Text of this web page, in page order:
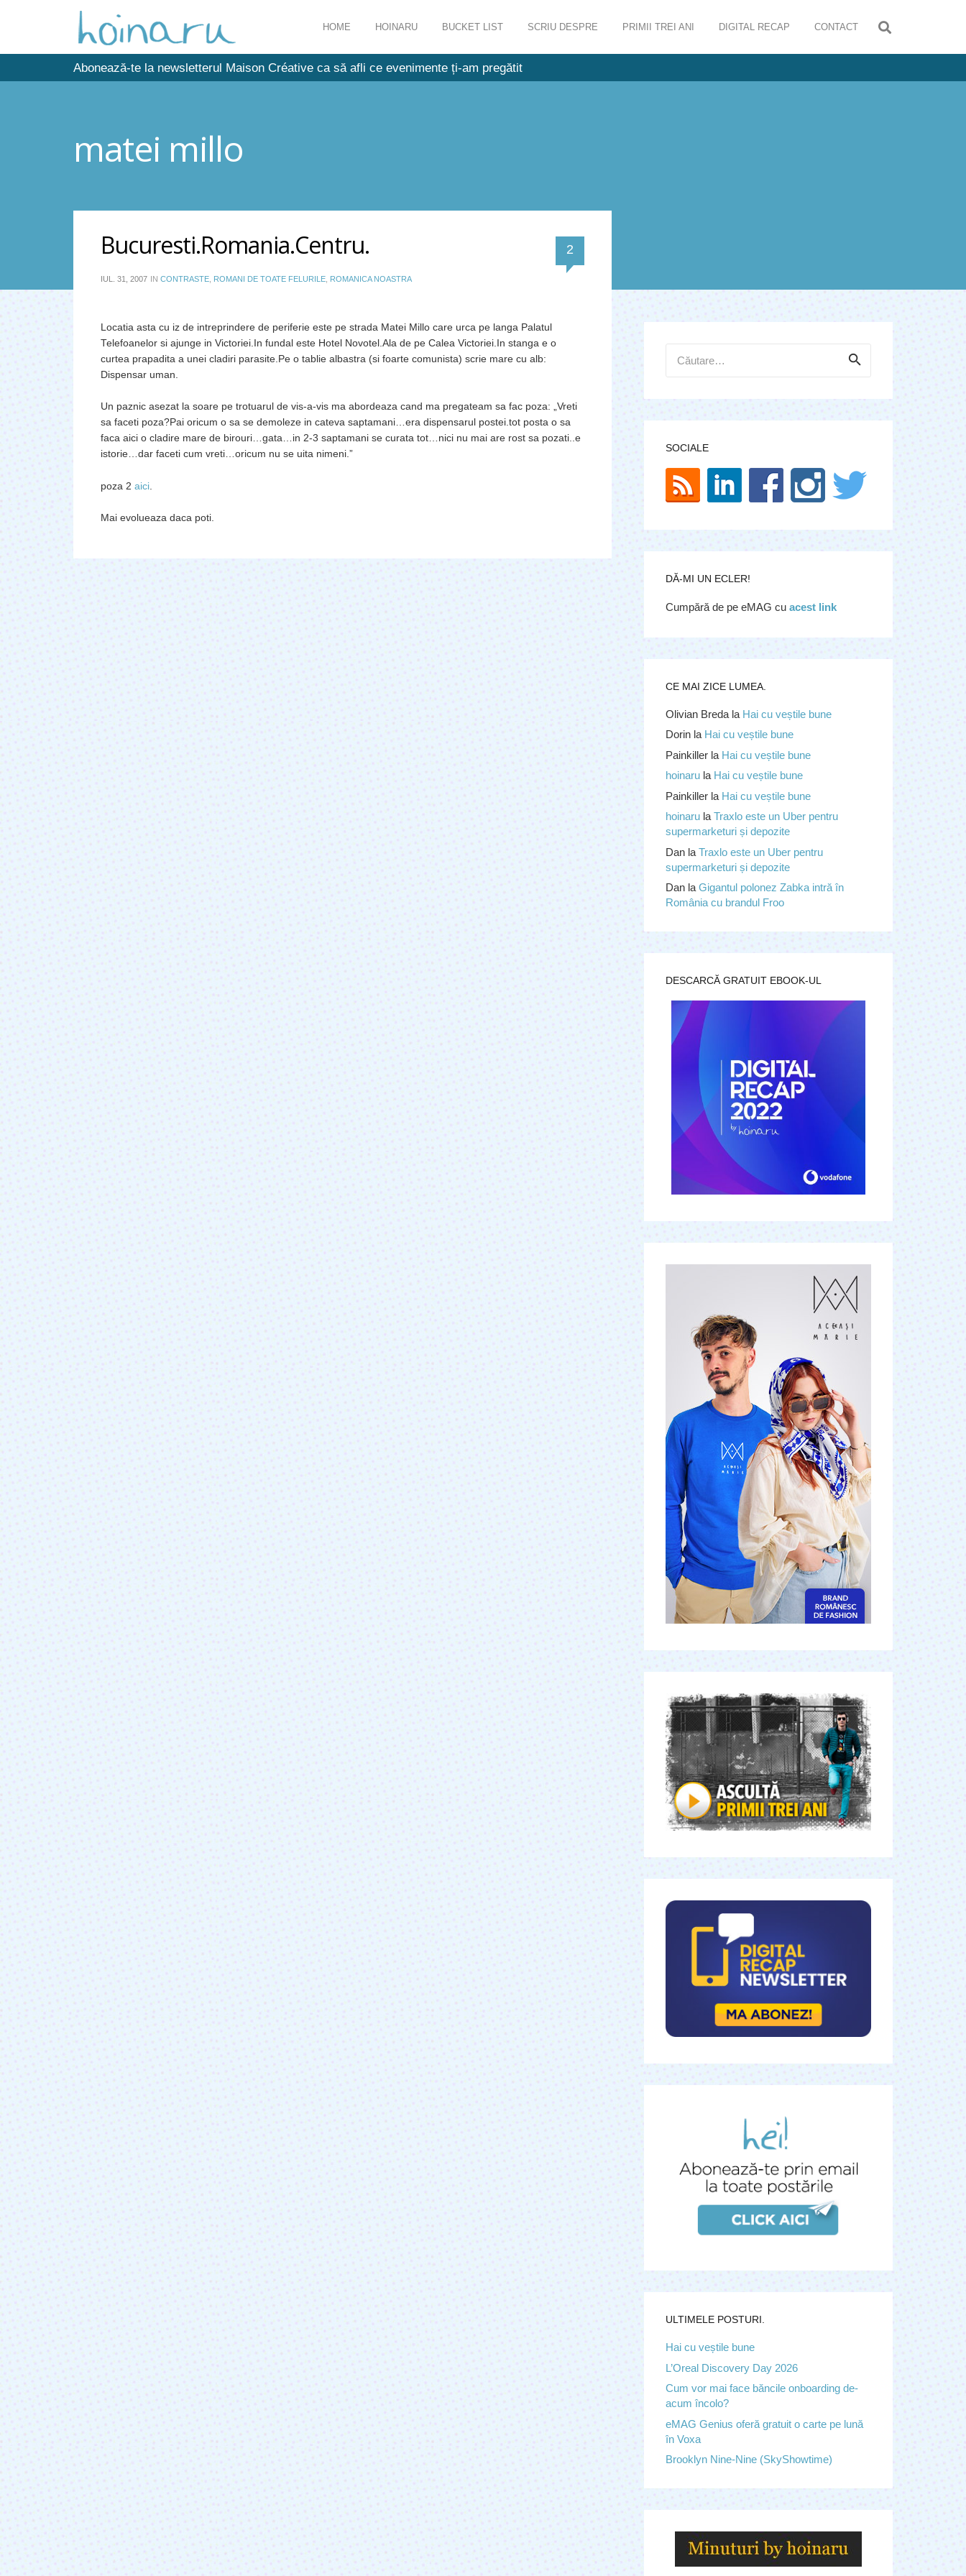
HOME HOINARU BUCKET LIST SCRIU DESPRE PRIMII TREI ANI DIGITAL RECAP CONTACT
Abonează-te la newsletterul Maison Créative ca să afli ce evenimente ți-am pregătit
matei millo
Bucuresti.Romania.Centru. 2
IUL. 31, 2007 IN CONTRASTE, ROMANI DE TOATE FELURILE, ROMANICA NOASTRA
Locatia asta cu iz de intreprindere de periferie este pe strada Matei Millo care urca pe langa Palatul
Telefoanelor si ajunge in Victoriei.In fundal este Hotel Novotel.Ala de pe Calea Victoriei.In stanga e o
curtea prapadita a unei cladiri parasite.Pe o tablie albastra (si foarte comunista) scrie mare cu alb:
Dispensar uman.
Un paznic asezat la soare pe trotuarul de vis-a-vis ma abordeaza cand ma pregateam sa fac poza: „Vreti
sa faceti poza?Pai oricum o sa se demoleze in cateva saptamani…era dispensarul postei.tot posta o sa
faca aici o cladire mare de birouri…gata…in 2-3 saptamani se curata tot…nici nu mai are rost sa pozati..e
istorie…dar faceti cum vreti…oricum nu se uita nimeni.”
poza 2 aici.
Mai evolueaza daca poti.
după:
SOCIALE
DĂ-MI UN ECLER!
Cumpără de pe eMAG cu acest link
CE MAI ZICE LUMEA.
Olivian Bredala Hai cu veștile bune
Dorinla Hai cu veștile bune
Painkillerla Hai cu veștile bune
hoinarula Hai cu veștile bune
Painkillerla Hai cu veștile bune
hoinarula Traxlo este un Uber pentru
supermarketuri și depozite
Danla Traxlo este un Uber pentru
supermarketuri și depozite
Danla Gigantul polonez Zabka intră în
România cu brandul Froo
DESCARCĂ GRATUIT EBOOK-UL
ULTIMELE POSTURI.
Hai cu veștile bune
L’Oreal Discovery Day 2026
Cum vor mai face băncile onboarding de-
acum încolo?
eMAG Genius oferă gratuit o carte pe lună
în Voxa
Brooklyn Nine-Nine (SkyShowtime)